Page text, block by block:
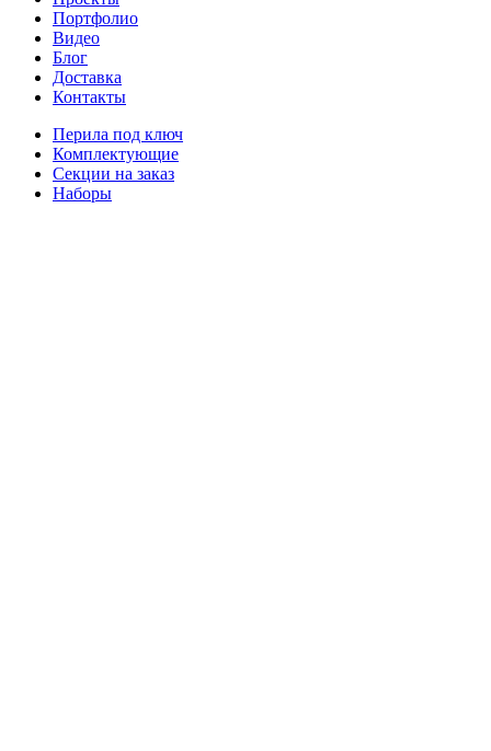
Портфолио
Видео
Блог
Доставка
Контакты
Перила под ключ
Комплектующие
Секции на заказ
Наборы